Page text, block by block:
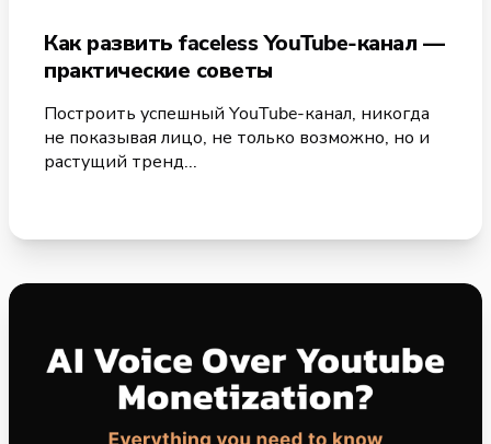
Как развить faceless YouTube-канал —
практические советы
Построить успешный YouTube-канал, никогда
не показывая лицо, не только возможно, но и
растущий тренд...